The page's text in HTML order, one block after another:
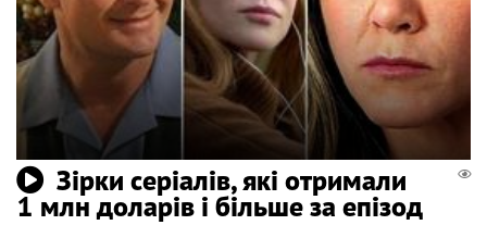
Зірки серіалів, які отримали
1 млн доларів і більше за епізод